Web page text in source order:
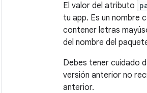
El valor del atributo
tu app. Es un nombre
contener letras
del nombre del
Debes tener cuidado
versión anterior no
anterior.